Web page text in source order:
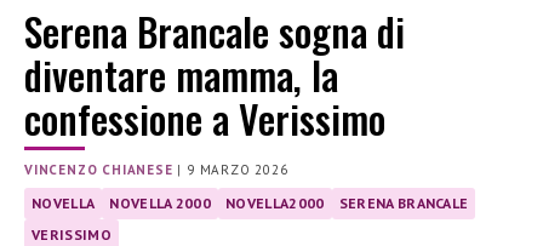
Serena Brancale sogna di
diventare mamma, la
confessione a Verissimo
VINCENZO CHIANESE | 9 MARZO 2026
NOVELLA NOVELLA 2000 NOVELLA2000
SERENA BRANCALE
VERISSIMO